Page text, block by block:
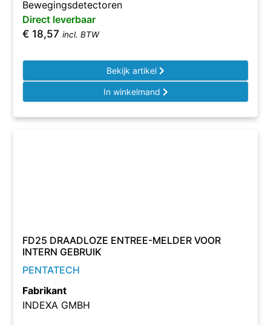
Bewegingsdetectoren
Direct leverbaar
€ 18,57 incl. BTW
Bekijk artikel
In winkelmand
FD25 DRAADLOZE ENTREE-MELDER VOOR
INTERN GEBRUIK
PENTATECH
Fabrikant
INDEXA GMBH